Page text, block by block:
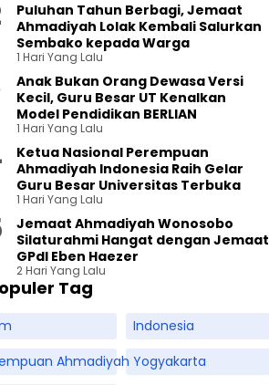
Puluhan Tahun Berbagi, Jemaat
Ahmadiyah Lolak Kembali Salurkan
Sembako kepada Warga
1 Hari Yang Lalu
Anak Bukan Orang Dewasa Versi
Kecil, Guru Besar UT Kenalkan
Model Pendidikan BERLIAN
1 Hari Yang Lalu
Ketua Nasional Perempuan
Ahmadiyah Indonesia Raih Gelar
Guru Besar Universitas Terbuka
1 Hari Yang Lalu
Jemaat Ahmadiyah Wonosobo
Silaturahmi Hangat dengan Jemaat
GPdI Eben Haezer
2 Hari Yang Lalu
Tag
Indonesia
Ahmadiyah Yogyakarta